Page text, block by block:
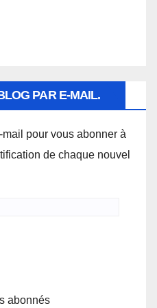
PAR E-MAIL.
pour vous abonner à
de chaque nouvel
abonnés